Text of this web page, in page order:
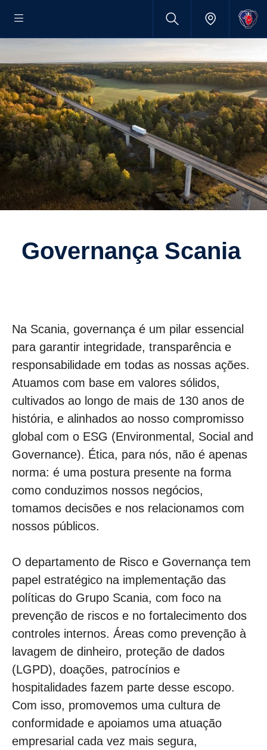
Governança Scania
Na Scania, governança é um pilar essencial
para garantir integridade, transparência e
responsabilidade em todas as nossas ações.
Atuamos com base em valores sólidos,
cultivados ao longo de mais de 130 anos de
história, e alinhados ao nosso compromisso
global com o ESG (Environmental, Social and
Governance). Ética, para nós, não é apenas
norma: é uma postura presente na forma
como conduzimos nossos negócios,
tomamos decisões e nos relacionamos com
nossos públicos.
O departamento de Risco e Governança tem
papel estratégico na implementação das
políticas do Grupo Scania, com foco na
prevenção de riscos e no fortalecimento dos
controles internos. Áreas como prevenção à
lavagem de dinheiro, proteção de dados
(LGPD), doações, patrocínios e
hospitalidades fazem parte desse escopo.
Com isso, promovemos uma cultura de
conformidade e apoiamos uma atuação
empresarial cada vez mais segura,